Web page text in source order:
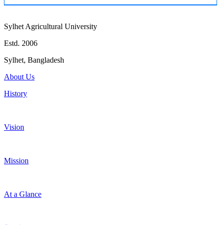
Sylhet Agricultural University
Estd. 2006
Sylhet, Bangladesh
About Us
History
Vision
Mission
At a Glance